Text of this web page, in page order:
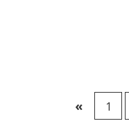
« 1